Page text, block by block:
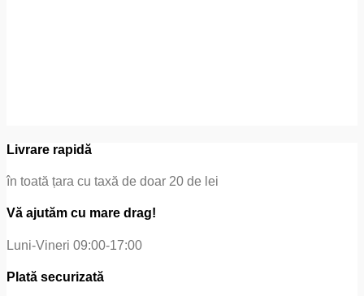
Livrare rapidă
în toată țara cu taxă de doar 20 de lei
Vă ajutăm cu mare drag!
Luni-Vineri 09:00-17:00
Plată securizată